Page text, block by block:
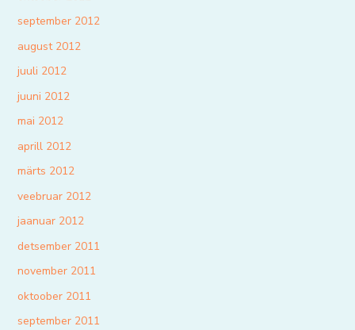
september 2012
august 2012
juuli 2012
juuni 2012
mai 2012
aprill 2012
märts 2012
veebruar 2012
jaanuar 2012
detsember 2011
november 2011
oktoober 2011
september 2011